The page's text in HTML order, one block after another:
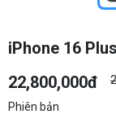
iPhone 16
22,800,000đ
Phiên bản